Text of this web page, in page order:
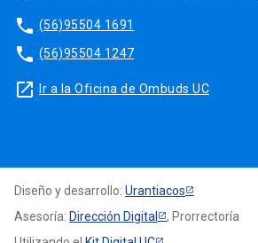
phone (56)95504 1691
phone (56)95504 1247
launch Ir a la Oficina de Ombuds UC
Diseño y desarrollo: Urantiacos
Asesoría: Dirección Digital
, Prorrectoría